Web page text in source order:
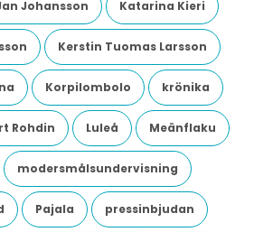
Johansson Katarina Kieri
Kerstin Tuomas Larsson
Korpilombolo krönika
Rohdin Luleå Meänflaku
modersmålsundervisning
Pajala pressinbjudan